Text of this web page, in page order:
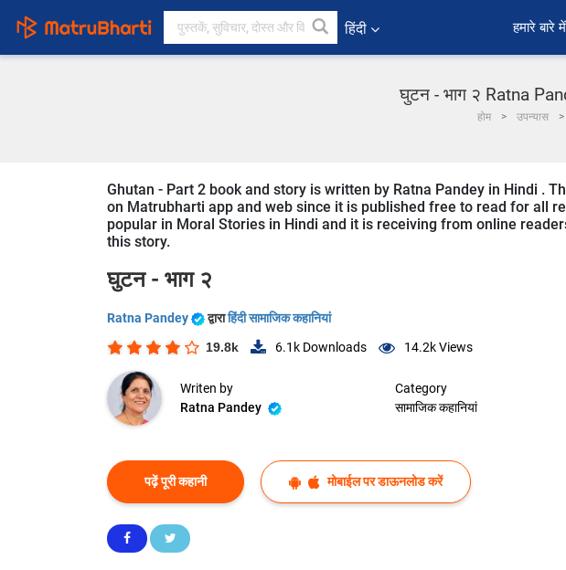
हिंदी हमारे बारे में
घुटन - भाग २ Ratna
होम उपन्यास
Ghutan - Part 2 book and story is written by Ratna Pandey in Hindi .
on Matrubharti app and web since it is published free to read for all
popular in Moral Stories in Hindi and it is receiving from online
this story.
घुटन - भाग २
Ratna Pandey द्वाराहिंदी सामाजिक कहानियां
19.8k 6.1k Downloads 14.2kViews
Writen by
Ratna Pandey
Category
सामाजिक कहानियां
पढ़ें पूरी कहानी मोबाईल पर डाऊनलोड करें